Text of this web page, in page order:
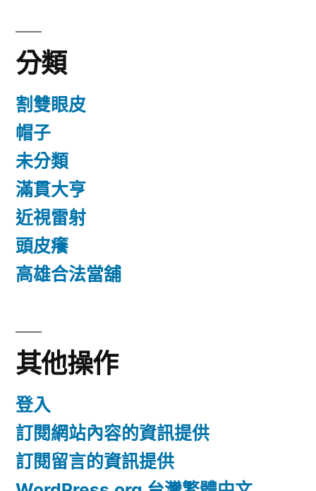
分類
割雙眼皮
帽子
未分類
滿貫大亨
近視雷射
頭皮癢
高雄合法當舖
其他操作
登入
訂閱網站內容的資訊提供
訂閱留言的資訊提供